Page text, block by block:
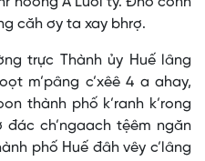
căh ơy ta xay bhrợ.
trực Thành ủy Huế lâng
m’pâng c’xêê 4 a ahay,
thành phố k’ranh k’rong
đác ch’ngaach tệêm ngăn
phố Huế đâh vêy c’lâng